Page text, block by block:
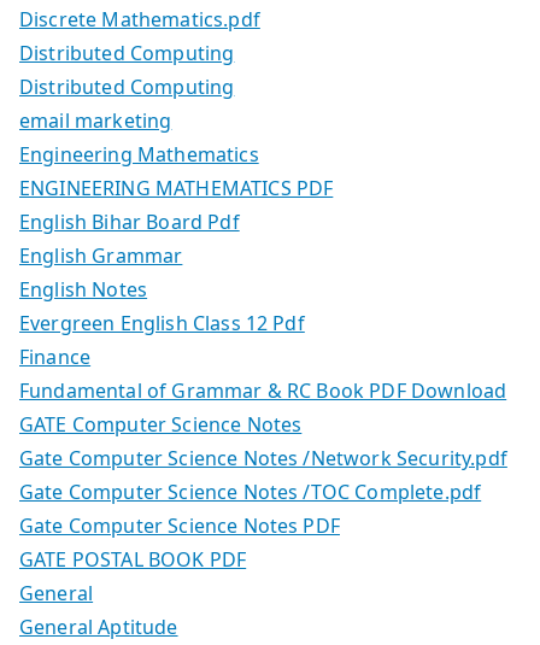
Discrete Mathematics.pdf
Distributed Computing
Distributed Computing
email marketing
Engineering Mathematics
ENGINEERING MATHEMATICS PDF
English Bihar Board Pdf
English Grammar
English Notes
Evergreen English Class 12 Pdf
Finance
Fundamental of Grammar & RC Book PDF Download
GATE Computer Science Notes
Gate Computer Science Notes /Network Security.pdf
Gate Computer Science Notes /TOC Complete.pdf
Gate Computer Science Notes PDF
GATE POSTAL BOOK PDF
General
General Aptitude